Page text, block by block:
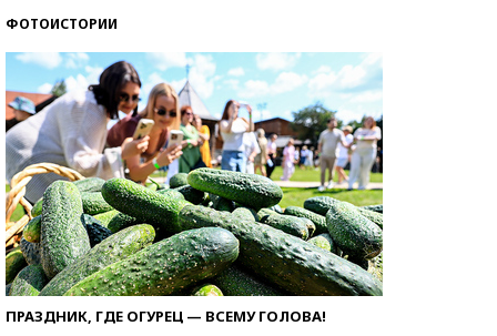
ФОТОИСТОРИИ
ПРАЗДНИК, ГДЕ ОГУРЕЦ — ВСЕМУ ГОЛОВА!